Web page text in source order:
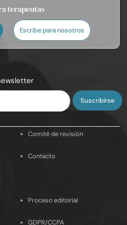
terapeutas
Escribe para nosotros
Comité de revisión
Contacto
Proceso editorial
GDPR/CCPA